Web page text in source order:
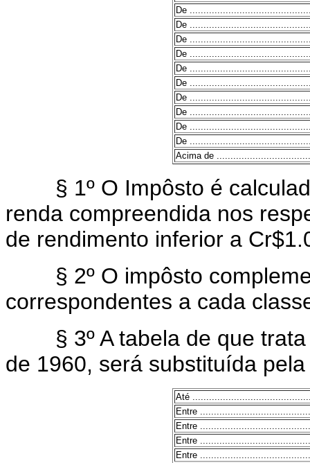
De
De
De
De
De
De
De
De
De
De
Acima de
§ 1º O Impôsto é
renda compreendida nos
de rendimento inferior a
§ 2º O impôsto
correspondentes a cada
§ 3º A tabela de que trata
de 1960, será substituída
Até
Entre
Entre
Entre
Entre